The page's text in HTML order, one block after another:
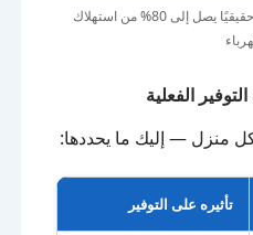
السخان الشمسي يحقق توفيرًا حقيقيًا يصل إلى 80% من استهلاك
الفعلية
منزل — إليك ما يحددها:
تأثيره على التوفير